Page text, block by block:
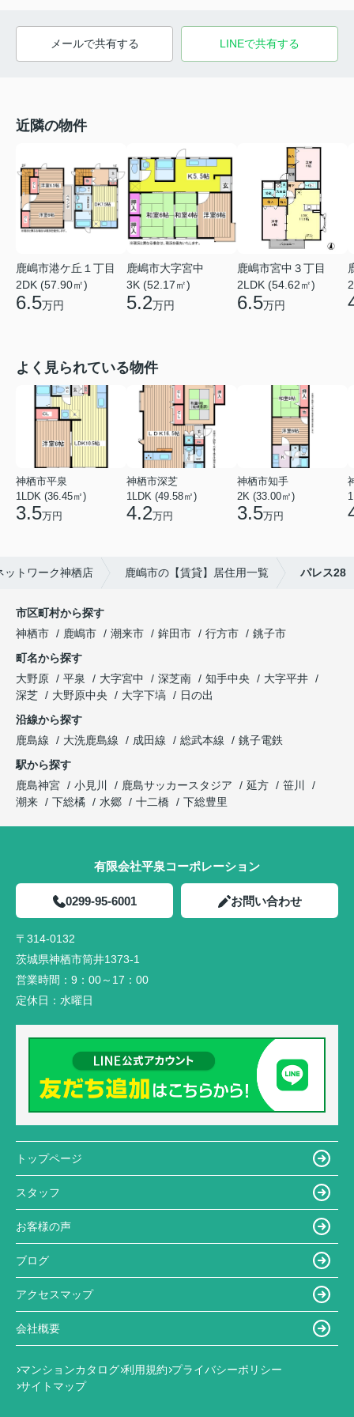
メールで共有する LINEで共有する
近隣の物件
鹿嶋市港ケ丘１丁目
2DK (57.90㎡)
6.5万円
鹿嶋市大字宮中
3K (52.17㎡)
5.2万円
鹿嶋市宮中３丁目
2LDK (54.62㎡)
6.5万円
よく見られている物件
神栖市平泉
1LDK (36.45㎡)
3.5万円
神栖市深芝
1LDK (49.58㎡)
4.2万円
神栖市知手
2K (33.00㎡)
3.5万円
ットワーク神栖店 鹿嶋市の【賃貸】居住用一覧 パレス28
市区町村から探す
神栖市
鹿嶋市 潮来市 鉾田市 行方市
銚子市
町名から探す
大野原
平泉 大字宮中 深芝南 知手中央
大字平井
深芝
大野原中央 大字下塙
日の出
沿線から探す
鹿島線
大洗鹿島線 成田線 総武本線
銚子電鉄
駅から探す
鹿島神宮
小見川 鹿島サッカースタジア 延方
笹川
潮来
下総橘 水郷 十二橋 下総豊里
有限会社平泉コーポレーション
0299-95-6001 お問い合わせ
〒314-0132
茨城県神栖市筒井1373-1
営業時間： 9：00～17：00
定休日： 水曜日
トップページ
スタッフ
お客様の声
ブログ
アクセスマップ
会社概要
マンションカタログ 利用規約 プライバシーポリシー
サイトマップ